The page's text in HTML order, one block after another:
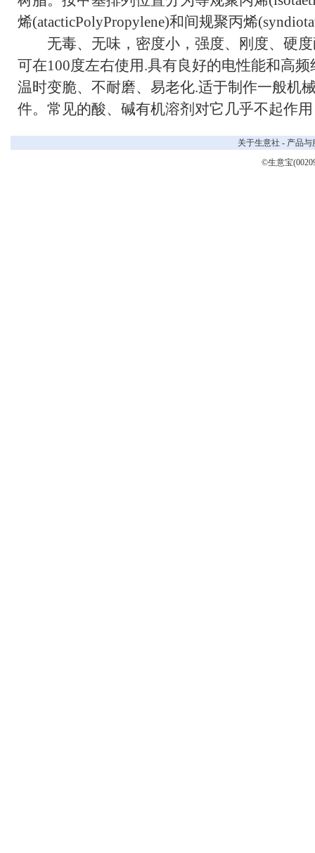
烯(atacticPolyPropylene)和间规聚丙烯
无毒、无味，密度小，强度、刚度、硬度
可在100度左右使用.具有良好的电性能和高
温时变脆、不耐磨、易老化.适于制作一般机
件。常见的酸、碱有机溶剂对它几乎不起作
关于生意社 - 产品与
©生意宝